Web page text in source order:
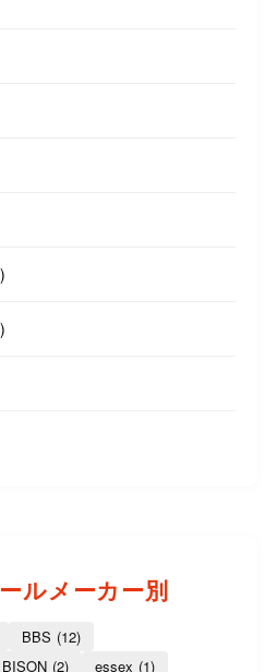
ルメーカー別
BBS (12)
BISON (2) essex (1)